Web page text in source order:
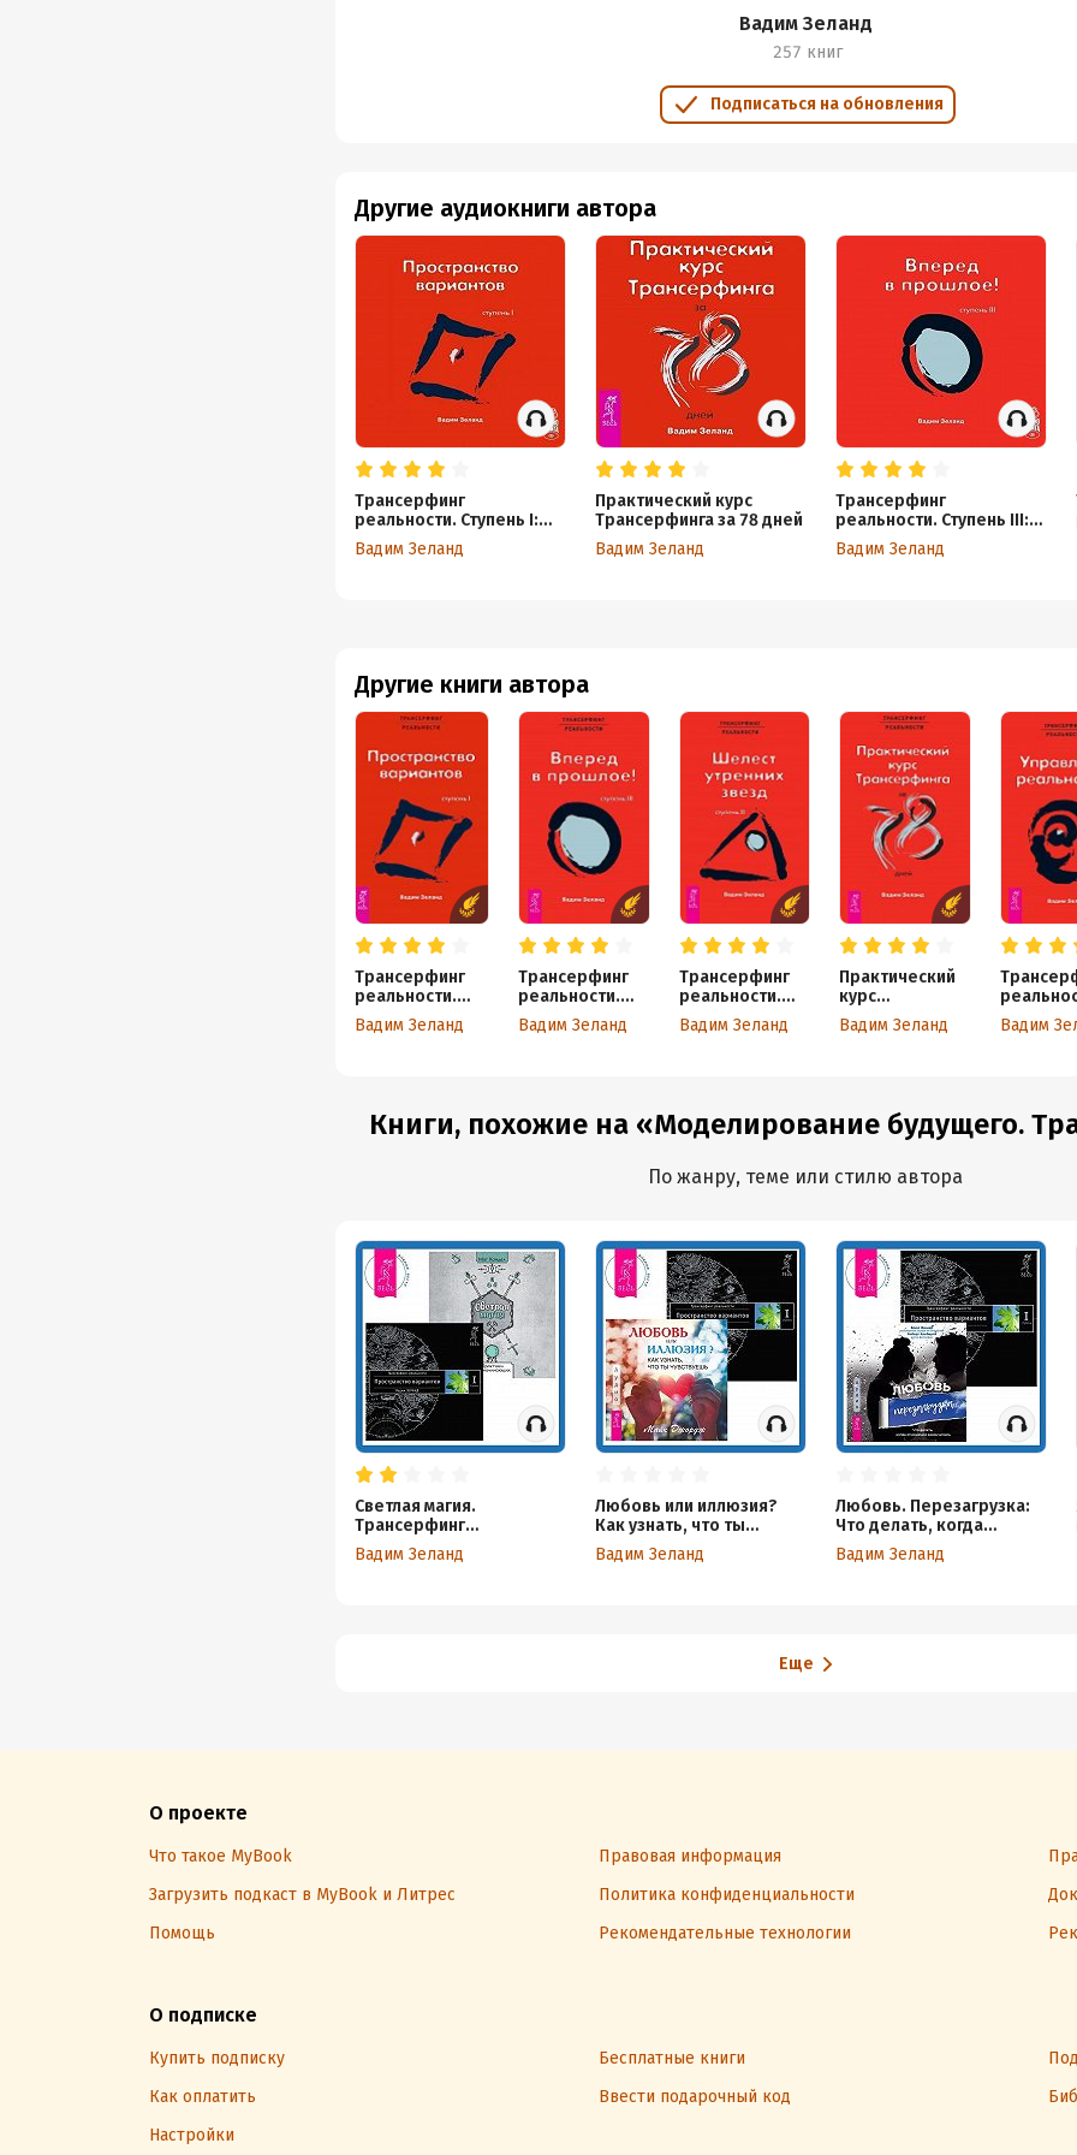
Вадим Зеланд
257 книг
Подписаться на обновления
Другие книги автора
Трансерфинг
реальности.
Ступень I:
Пространство
Вадим Зеланд
Трансерфинг
реальности.
Ступень III:
Вперед в
Вадим Зеланд
Трансерфинг
реальности.
Ступень II:
Шелест
Вадим Зеланд
Практический
курс
трансерфинга
за 78 дней
Вадим Зеланд
Ступень IV:
Вадим
Другие аудиокниги автора
Трансерфинг
реальности. Ступень I:
Пространство вариантов
Вадим Зеланд
Практический курс
Трансерфинга за 78 дней
Вадим Зеланд
Трансерфинг
реальности. Ступень III:
Вперед в прошлое
Вадим Зеланд
Книги, похожие на «Моделирование будущего.
По жанру, теме или стилю автора
Светлая магия.
Трансерфинг
реальности. Ступень I
Вадим Зеланд
Любовь или иллюзия?
Как узнать, что ты
чувствуешь.
Трансерфинг
Вадим Зеланд
Любовь. Перезагрузка:
Что делать, когда
отношения закончились.
Трансерфинг
Вадим Зеланд
Еще
О проекте
Что такое MyBook Правовая информация
Загрузить подкаст в MyBook и Литрес
Политика конфиденциальности
Помощь
Рекомендательные технологии
О подписке
Купить подписку Бесплатные книги
Как оплатить
Ввести подарочный код
Настройки